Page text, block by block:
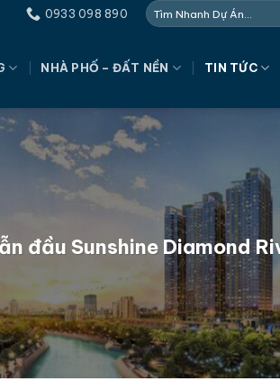
0933 098 890
NHÀ PHỐ – ĐẤT NỀN TIN TỨC
đầu Sunshine Diamond